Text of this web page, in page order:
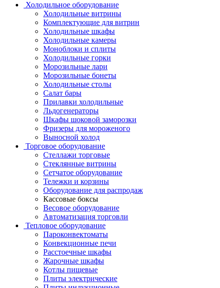
Холодильное оборудование
Холодильные витрины
Комплектующие для витрин
Холодильные шкафы
Холодильные камеры
Моноблоки и сплиты
Холодильные горки
Морозильные лари
Морозильные бонеты
Холодильные столы
Салат бары
Прилавки холодильные
Льдогенераторы
Шкафы шоковой заморозки
Фризеры для мороженого
Выносной холод
Торговое оборудование
Стеллажи торговые
Стеклянные витрины
Сетчатое оборудование
Тележки и корзины
Оборудование для распродаж
Кассовые боксы
Весовое оборудование
Автоматизация торговли
Тепловое оборудование
Пароконвектоматы
Конвекционные печи
Расстоечные шкафы
Жарочные шкафы
Котлы пищевые
Плиты электрические